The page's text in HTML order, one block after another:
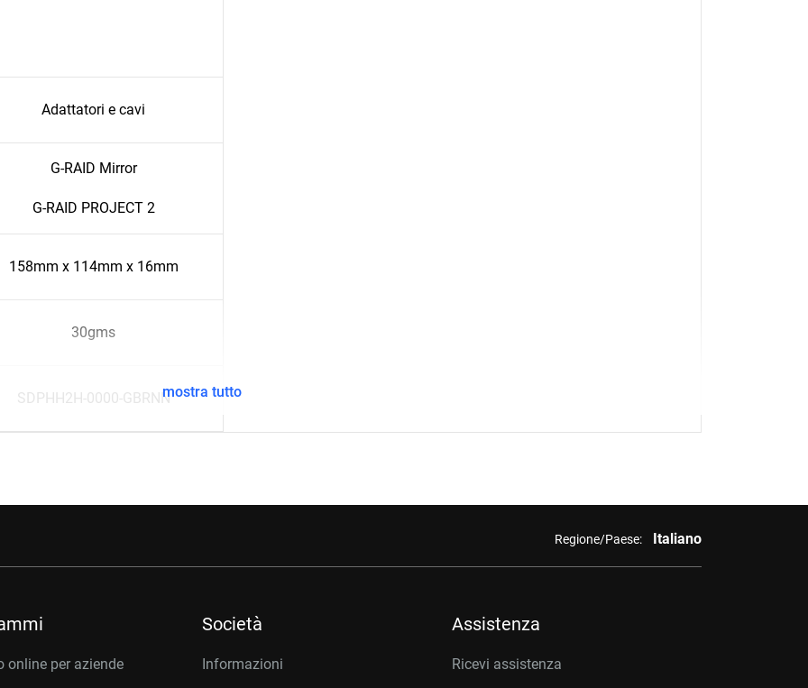
Adattatori e cavi
G-RAID Mirror
G-RAID PROJECT 2
158mm x 114mm x 16mm
30gms
SDPHH2H-0000-GBRNNmostra tutto
Regione/Paese: Italiano
online per aziende
Società
Informazioni
Assistenza
Ricevi assistenza